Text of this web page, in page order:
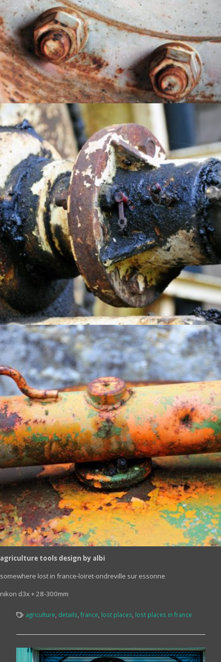
agriculture tools design by albi
somewhere lost in france-loiret-ondreville sur essonne
nikon d3x + 28-300mm
agriculture, details,france, lost places, lost places in france